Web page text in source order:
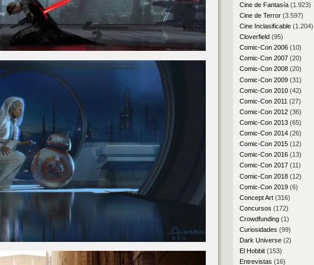
Cine de Fantasía(1.923)
Cine de Terror(3.597)
Cine Inclasificable(1.204)
Cloverfield(95)
Comic-Con 2006(10)
Comic-Con 2007(20)
Comic-Con 2008(20)
Comic-Con 2009(31)
Comic-Con 2010(42)
Comic-Con 2011 (27)
Comic-Con 2012(36)
Comic-Con 2013(65)
Comic-Con 2014(26)
Comic-Con 2015(12)
Comic-Con 2016(13)
Comic-Con 2017(11)
Comic-Con 2018(12)
Comic-Con 2019(6)
Concept Art(316)
Concursos (172)
Crowdfunding(1)
Curiosidades (99)
Dark Universe(2)
El Hobbit(153)
Entrevistas (16)